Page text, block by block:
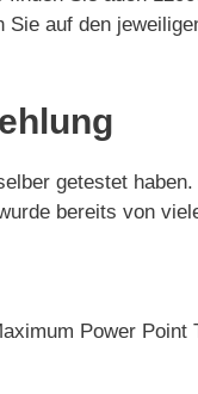
auf den
getestet
bereits von
Power Point